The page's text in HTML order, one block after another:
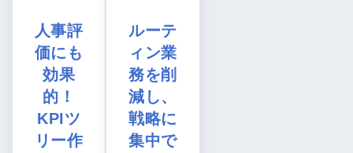
人事評
価にも
効果
的！
KPIツ
リー作
ルーテ
ィン業
務を削
減し、
戦略に
集中で